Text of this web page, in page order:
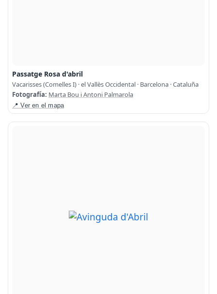
Passatge Rosa d'abril
Vacarisses (Comelles I) · el Vallès Occidental · Barcelona · Cataluña
Fotografía: Marta Bou i Antoni Palmarola
📍 Ver en el mapa